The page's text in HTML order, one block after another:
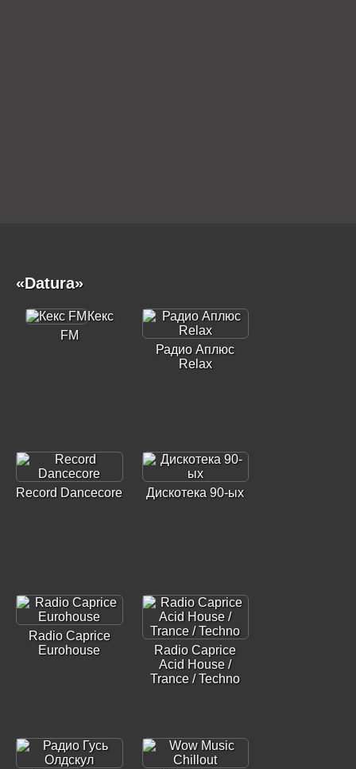
«Datura»
Кекс
FM
Радио Аплюс
Relax
Record Dancecore Дискотека 90-ых
Radio Caprice
Eurohouse
Radio Caprice
Acid House /
Trance / Techno